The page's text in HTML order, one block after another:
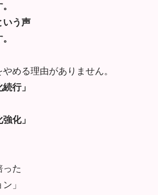
いう声
める理由がありません。
行」
化」
った
」